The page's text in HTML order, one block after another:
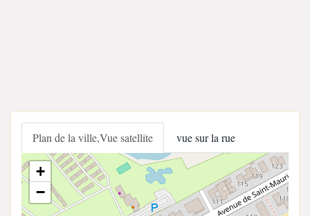
Plan de la ville,Vue satellite vue sur la rue
+
−